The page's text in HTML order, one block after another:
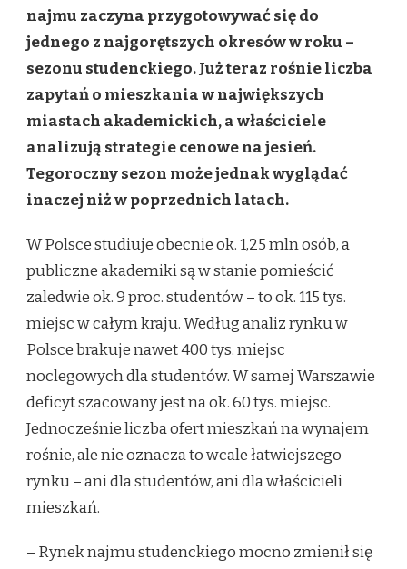
RYNEK
NAJMU.
MIESZKAŃ
PRZYBYWA,
ALE
ROSNĄ
TEŻ
OBAWY
PO
STRONACH
RYNKU
najmu zaczyna przygotowywać się do
jednego z najgorętszych okresów w roku –
sezonu studenckiego. Już teraz rośnie liczba
zapytań o mieszkania w największych
miastach akademickich, a właściciele
analizują strategie cenowe na jesień.
Tegoroczny sezon może jednak wyglądać
inaczej niż w poprzednich latach.
W Polsce studiuje obecnie ok. 1,25 mln osób, a
publiczne akademiki są w stanie pomieścić
zaledwie ok. 9 proc. studentów – to ok. 115 tys.
miejsc w całym kraju. Według analiz rynku w
Polsce brakuje nawet 400 tys. miejsc
noclegowych dla studentów. W samej Warszawie
deficyt szacowany jest na ok. 60 tys. miejsc.
Jednocześnie liczba ofert mieszkań na wynajem
rośnie, ale nie oznacza to wcale łatwiejszego
rynku – ani dla studentów, ani dla właścicieli
mieszkań.
– Rynek najmu studenckiego mocno zmienił się